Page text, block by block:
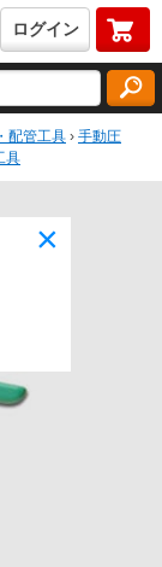
ログイン
配管工具 › 手動圧
具
×